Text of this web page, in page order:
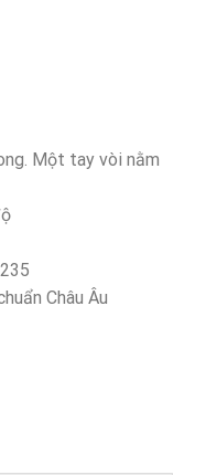
Một tay vòi nằm
Châu Âu